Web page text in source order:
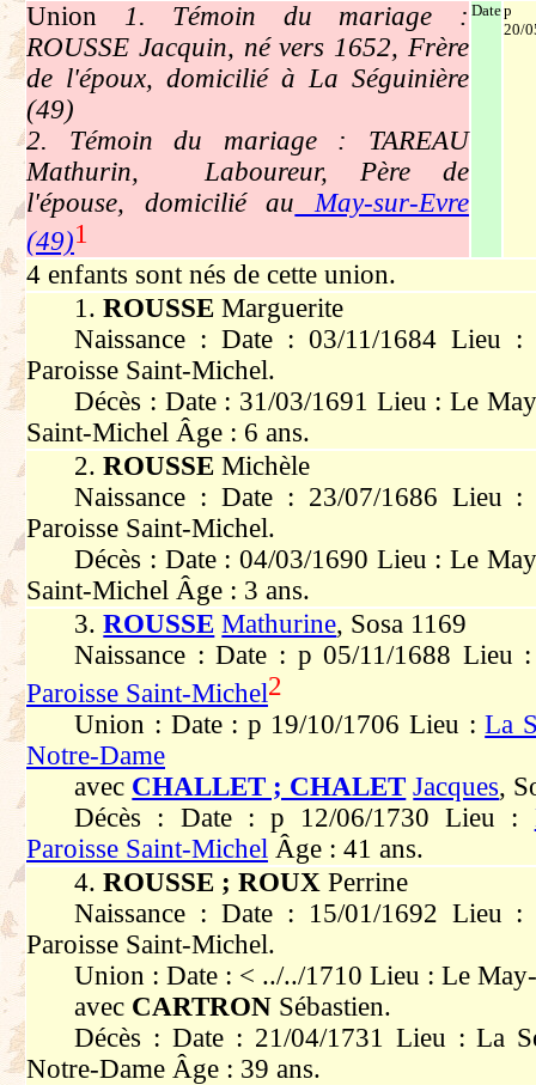
Union 1. Témoin du mariage :
ROUSSE Jacquin, né vers 1652, Frère
de l'époux, domicilié à La Séguinière
(49)
2. Témoin du mariage : TAREAU
Mathurin, Laboureur, Père de
l'épouse, domicilié au May-sur-Evre
(49)1
Datep
20/
4 enfants sont nés de cette union.
1.ROUSSEMarguerite
Naissance : Date : 03/11/1684 Lieu
Paroisse Saint-Michel.
Décès : Date : 31/03/1691 Lieu : Le
Saint-Michel Âge : 6 ans.
2.ROUSSEMichèle
Naissance : Date : 23/07/1686 Lieu
Paroisse Saint-Michel.
Décès : Date : 04/03/1690 Lieu : Le
Saint-Michel Âge : 3 ans.
3.ROUSSE Mathurine, Sosa 1169
Naissance : Date : p 05/11/1688 Lieu
Paroisse Saint-Michel2
Union : Date : p 19/10/1706 Lieu :La
Notre-Dame
avec CHALLET ; CHALET Jacques,
Décès : Date : p 12/06/1730 Lieu :
Paroisse Saint-Michel Âge : 41 ans.
4.ROUSSE ; ROUXPerrine
Naissance : Date : 15/01/1692 Lieu
Paroisse Saint-Michel.
Union : Date : < ../../1710 Lieu : Le
avec CARTRON Sébastien.
Décès : Date : 21/04/1731 Lieu : La
Notre-Dame Âge : 39 ans.